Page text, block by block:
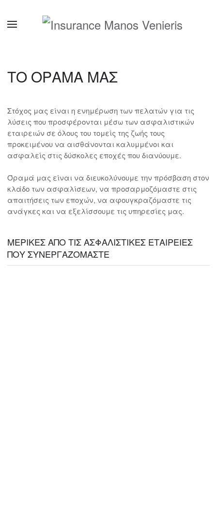
ΤΟ ΟΡΑΜΑ ΜΑΣ
Στόχος μας είναι η ενημέρωση των πελατών για τις
λύσεις που προσφέρονται μέσω των ασφαλιστικών
εταιρειών σε όλους του τομείς της ζωής τους
προκειμένου να αισθάνονται καλυμμένοι και
ασφαλείς στις δύσκολες εποχές που διανύουμε.
Όραμά μας είναι να διευκολύνουμε την πρόσβαση στον
κλάδο των ασφαλίσεων, να προσαρμοζόμαστε στις
απαιτήσεις των εποχών, να αφουγκραζόμαστε τις
ανάγκες και να εξελίσσουμε τις υπηρεσίες μας.
ΜΕΡΙΚΕΣ ΑΠΟ ΤΙΣ ΑΣΦΑΛΙΣΤΙΚΕΣ ΕΤΑΙΡΕΙΕΣ
ΠΟΥ ΣΥΝΕΡΓΑΖΟΜΑΣΤΕ